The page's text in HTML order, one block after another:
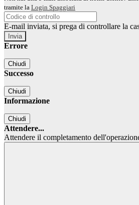
tramite la Login Spaggiari
E-mail inviata, si prega di controllare la
Errore
Chiudi
Successo
Chiudi
Informazione
Chiudi
Attendere...
Attendere il completamento